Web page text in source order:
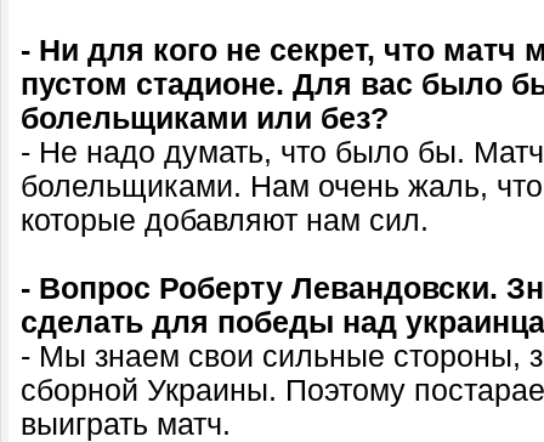
- Ни для кого не секрет, что матч
пустом стадионе. Для вас было
болельщиками или без?
- Не надо думать, что было бы.
болельщиками. Нам очень жаль,
которые добавляют нам сил.
- Вопрос Роберту Левандовски.
сделать для победы над
- Мы знаем свои сильные стороны,
сборной Украины. Поэтому
выиграть матч.